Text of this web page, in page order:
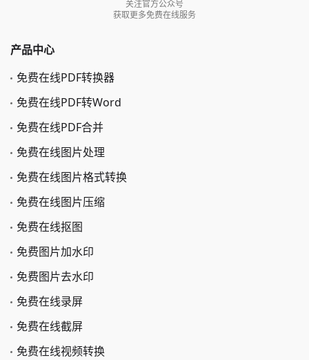
关注官方公众号
获取更多免费在线服务
产品中心
免费在线PDF转换器
免费在线PDF转Word
免费在线PDF合并
免费在线图片处理
免费在线图片格式转换
免费在线图片压缩
免费在线抠图
免费图片加水印
免费图片去水印
免费在线录屏
免费在线截屏
免费在线视频转换